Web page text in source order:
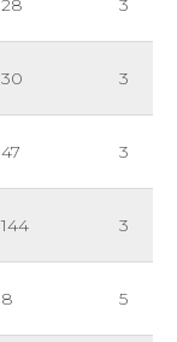
28 3
30 3
47 3
144 3
8 5